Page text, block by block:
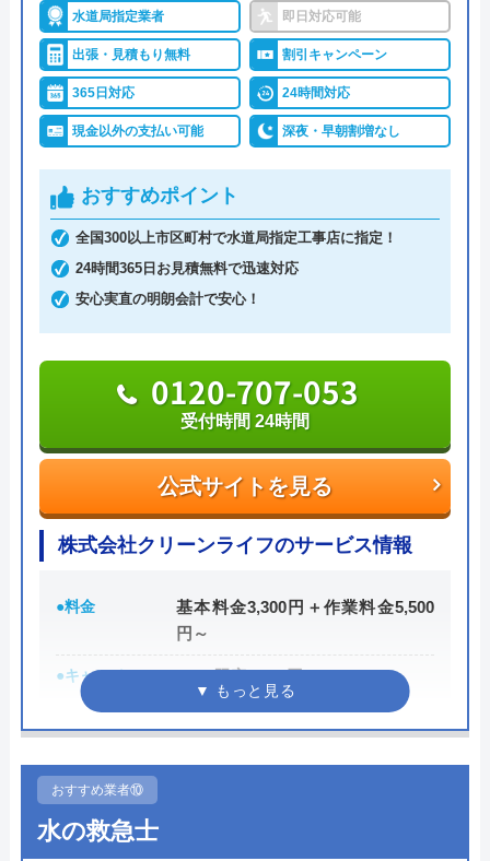
Googleクチコミを見る
有限会社八戸水洗いサービスは、有料工事業者賞を
17年連続受賞し、給排水工事国家免許を持つ技術者
が在籍している、信頼できる水回りの施工業者で
す。
表示価格は全て込みのパック料金となっているの
で、追加料金は一切かかりません。100％自社施工
なので、リーズナブルな価格なのも魅力です！
CORONA、LIXIL、TOTO、NORITZなど主要メーカ
で、困ったらまずは問い合わせしてみましょう。
公式サイトを見る
0120-1010-39
受付時間 9:00-20:00
有限会社八戸水洗サービスの基本情報
代表者
対応エリア
水道局指定業者 即日対応可能
出張・見積もり無料 割引キャンペーン
365日対応 24時間対応
現金以外の支払い可能 深夜・早朝割増なし
おすすめポイント
全国300以上市区町村で水道局指定工事店に指定！
24時間365日お見積無料で迅速対応
安心実直の明朗会計で安心！
公式サイトを見る
0120-707-053
受付時間 24時間
株式会社クリーンライフのサービス情報
●料金
基本料金3,300円＋作業料金5,500
円～
●キャンペーン
WEB限定3,000円OFF
※10,000円以上で適用
●受付時間
●定休日
おすすめ業者⑩
水の救急士